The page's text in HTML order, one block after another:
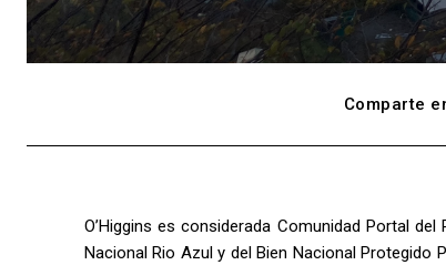
Comparte
O’Higgins es considerada Comunidad Portal del
Nacional Rio Azul y del Bien Nacional